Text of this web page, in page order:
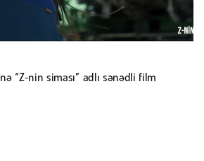
“Z-nin siması” adlı sənədli film